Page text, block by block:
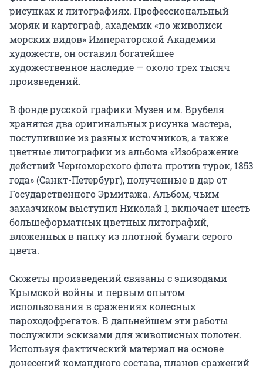
рисунках и литографиях. Профессиональный
моряк и картограф, академик «по живописи
морских видов» Императорской Академии
художеств, он оставил богатейшее
художественное наследие — около трех тысяч
произведений.
В фонде русской графики Музея им. Врубеля
хранятся два оригинальных рисунка мастера,
поступившие из разных источников, а также
цветные литографии из альбома «Изображение
действий Черноморского флота против турок, 1853
года» (Санкт-Петербург), полученные в дар от
Государственного Эрмитажа. Альбом, чьим
заказчиком выступил Николай I, включает шесть
большеформатных цветных литографий,
вложенных в папку из плотной бумаги серого
цвета.
Сюжеты произведений связаны с эпизодами
Крымской войны и первым опытом
использования в сражениях колесных
пароходофрегатов. В дальнейшем эти работы
послужили эскизами для живописных полотен.
Используя фактический материал на основе
донесений командного состава, планов сражений